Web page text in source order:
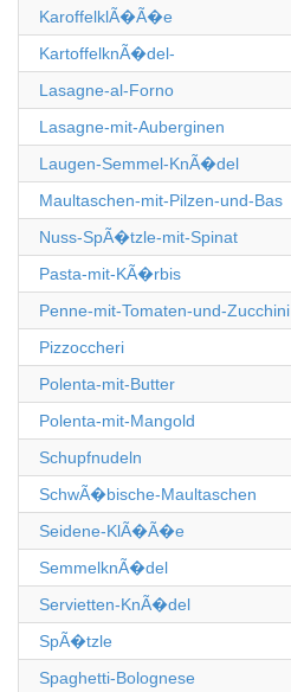
KaroffelklÃ�Ã�e
KartoffelknÃ�del-
Lasagne-al-Forno
Lasagne-mit-Auberginen
Laugen-Semmel-KnÃ�del
Maultaschen-mit-Pilzen-und-Bas
Nuss-SpÃ�tzle-mit-Spinat
Pasta-mit-KÃ�rbis
Penne-mit-Tomaten-und-Zucchini
Pizzoccheri
Polenta-mit-Butter
Polenta-mit-Mangold
Schupfnudeln
SchwÃ�bische-Maultaschen
Seidene-KlÃ�Ã�e
SemmelknÃ�del
Servietten-KnÃ�del
SpÃ�tzle
Spaghetti-Bolognese